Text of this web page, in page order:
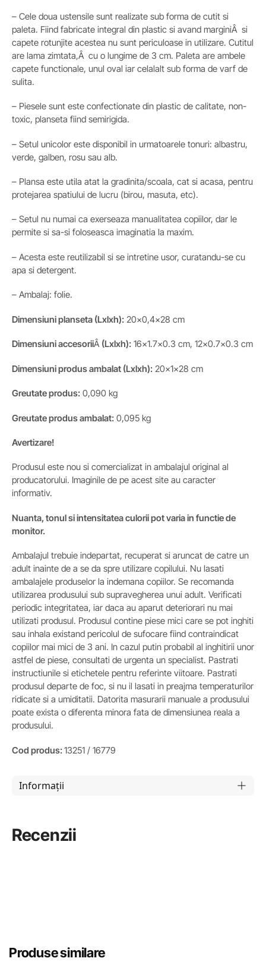
– Cele doua ustensile sunt realizate sub forma de cutit si
paleta. Fiind fabricate integral din plastic si avand marginiÂ si
capete rotunjite acestea nu sunt periculoase in utilizare. Cutitul
are lama zimtata,Â cu o lungime de 3 cm. Paleta are ambele
capete functionale, unul oval iar celalalt sub forma de varf de
sulita.
– Piesele sunt este confectionate din plastic de calitate, non-
toxic, planseta fiind semirigida.
– Setul unicolor este disponibil in urmatoarele tonuri: albastru,
verde, galben, rosu sau alb.
– Plansa este utila atat la gradinita/scoala, cat si acasa, pentru
protejarea spatiului de lucru (birou, masuta, etc).
– Setul nu numai ca exerseaza manualitatea copiilor, dar le
permite si sa-si foloseasca imaginatia la maxim.
– Acesta este reutilizabil si se intretine usor, curatandu-se cu
apa si detergent.
– Ambalaj: folie.
Dimensiuni planseta (Lxlxh): 20×0,4×28 cm
Dimensiuni accesoriiÂ (Lxlxh): 16×1.7×0.3 cm, 12×0.7×0.3 cm
Dimensiuni produs ambalat (Lxlxh): 20x1x28 cm
Greutate produs: 0,090 kg
Greutate produs ambalat: 0,095 kg
Avertizare!
Produsul este nou si comercializat in ambalajul original al
producatorului. Imaginile de pe acest site au caracter
informativ.
Nuanta, tonul si intensitatea culorii pot varia in functie de
monitor.
Ambalajul trebuie indepartat, recuperat si aruncat de catre un
adult inainte de a se da spre utilizare copilului. Nu lasati
ambalajele produselor la indemana copiilor. Se recomanda
utilizarea produsului sub supravegherea unui adult. Verificati
periodic integritatea, iar daca au aparut deteriorari nu mai
utilizati produsul. Produsul contine piese mici care se pot inghiti
sau inhala existand pericolul de sufocare fiind contraindicat
copiilor mai mici de 3 ani. In cazul putin probabil al inghitirii unor
astfel de piese, consultati de urgenta un specialist. Pastrati
instructiunile si etichetele pentru referinte viitoare. Pastrati
produsul departe de foc, si nu il lasati in preajma temperaturilor
ridicate si a umiditatii. Datorita masurarii manuale a produsului
poate exista o diferenta minora fata de dimensiunea reala a
produsului.
Cod produs:13251 / 16779
Informații
Recenzii
Produse similare